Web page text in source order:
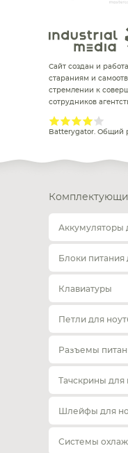
Сайт создан и
стараниям и
стремлении к
сотрудников
Batterygator. Общий
Аккумуляторы
Блоки питания
Клавиатуры
Петли для
Разъемы
Тачскрины для
Шлейфы для
Системы